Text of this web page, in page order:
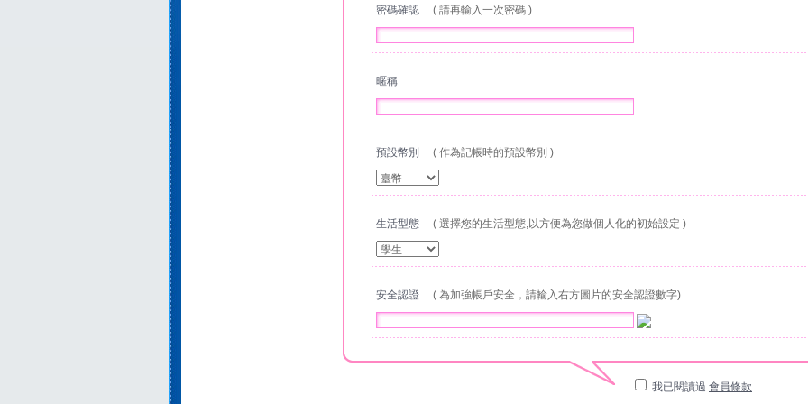
密碼確認 ( 請再輸入一次密碼 )
暱稱
預設幣別 ( 作為記帳時的預設幣別 )
生活型態 ( 選擇您的生活型態,以方便為您做個人化的初始設定 )
安全認證 ( 為加強帳戶安全，請輸入右方圖片的安全認證數字)
我已閱讀過 會員條款